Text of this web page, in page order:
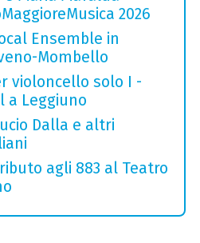
2026
Ensemble in
Mombello
violoncello solo I -
a Leggiuno
Dalla e altri
agli 883 al Teatro